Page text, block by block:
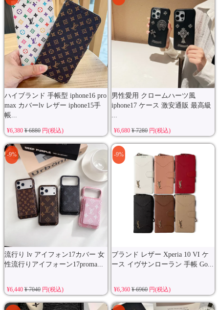
ハイブランド 手帳型 iphone16 pro
max カバーlv レザー iphone15手
帳...
¥6,380 ¥ 6880円(税込)
男性愛用 クロームハーツ風
iphone17 ケース 激安通販 最高級
...
¥6,680¥ 7280円(税込)
流行り lv アイフォン17カバー 女
性流行りアイフォーン17proma...
-9%
¥6,440 ¥ 7040円(税込)
ブランド レザー Xperia 10 VI ケ
ース イヴサンローラン 手帳 Go...
-9%
¥6,360¥ 6960円(税込)